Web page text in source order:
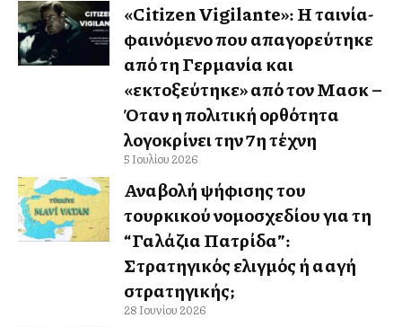
«Citizen Vigilante»: Η ταινία-
φαινόμενο που απαγορεύτηκε
από τη Γερμανία και
«εκτοξεύτηκε» από τον Μασκ –
Όταν η πολιτική ορθότητα
λογοκρίνει την 7η τέχνη
5 Ιουλίου 2026
Αναβολή ψήφισης του
τουρκικού νομοσχεδίου για τη
“Γαλάζια Πατρίδα”:
Στρατηγικός ελιγμός ή αλλαγή
στρατηγικής;
28 Ιουνίου 2026